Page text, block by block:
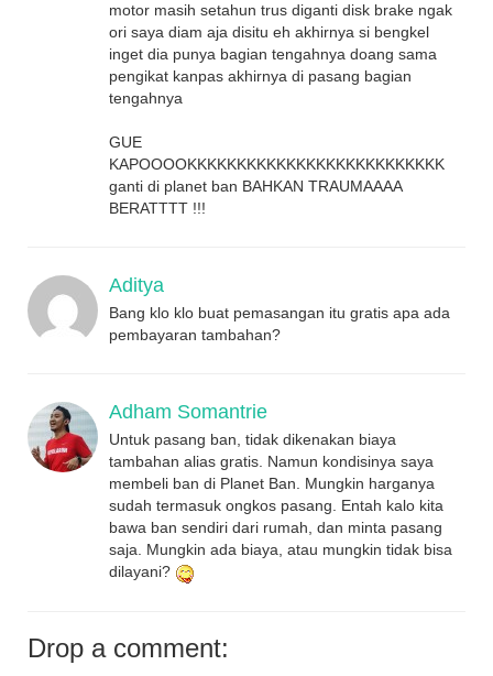
motor masih setahun trus diganti disk brake ngak
ori saya diam aja disitu eh akhirnya si bengkel
inget dia punya bagian tengahnya doang sama
pengikat kanpas akhirnya di pasang bagian
tengahnya
GUE
KAPOOOOKKKKKKKKKKKKKKKKKKKKKKKKKK
ganti di planet ban BAHKAN TRAUMAAAA
BERATTTT !!!
Aditya
Bang klo klo buat pemasangan itu gratis apa ada
pembayaran tambahan?
Adham Somantrie
Untuk pasang ban, tidak dikenakan biaya
tambahan alias gratis. Namun kondisinya saya
membeli ban di Planet Ban. Mungkin harganya
sudah termasuk ongkos pasang. Entah kalo kita
bawa ban sendiri dari rumah, dan minta pasang
saja. Mungkin ada biaya, atau mungkin tidak bisa
dilayani?
Drop a comment: